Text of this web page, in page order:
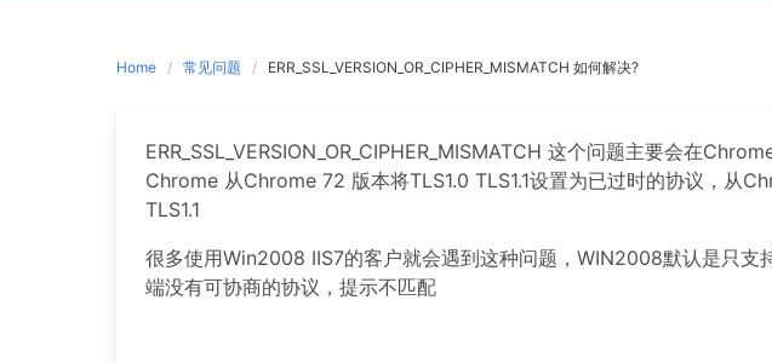
Home 常见问题 ERR_SSL_VERSION_OR_CIPHER_MISMATCH 如何解决?
ERR_SSL_VERSION_OR_CIPHER_MISMATCH 这个问题主要会在
Chrome 从Chrome 72 版本将TLS1.0 TLS1.1设置为已过时的协议，从
TLS1.1
很多使用Win2008 IIS7的客户就会遇到这种问题，WIN2008默认是只支
端没有可协商的协议，提示不匹配